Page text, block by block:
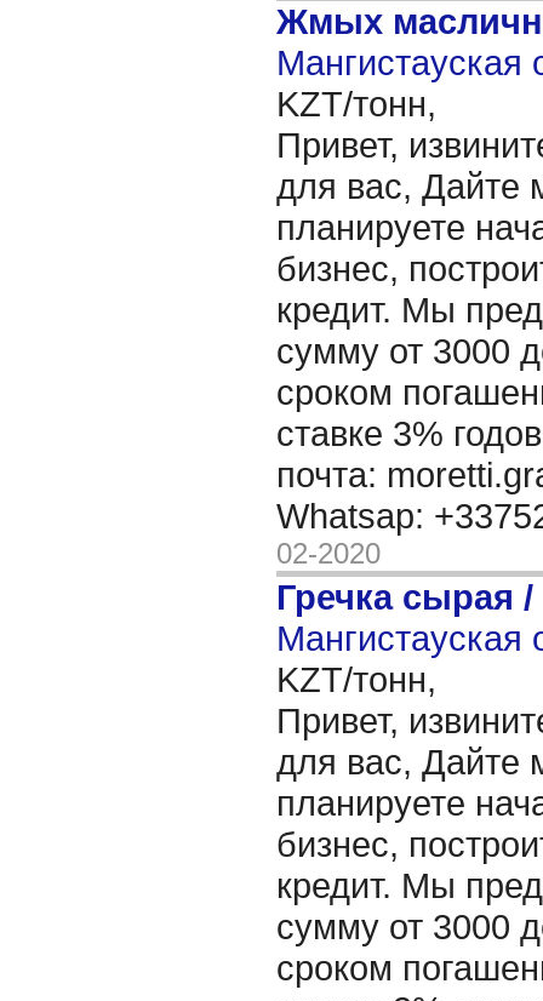
Жмых
KZT/тонн,
Привет,
для вас, Дайте
планируете
бизнес,
кредит. Мы
сумму от 3000
сроком
ставке 3%
почта:
Whatsap:
02-2020
Гречка сырая /
KZT/тонн,
Привет,
для вас, Дайте
планируете
бизнес,
кредит. Мы
сумму от 3000
сроком